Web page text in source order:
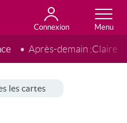
Connexion
Après-demain :Claire
les cartes